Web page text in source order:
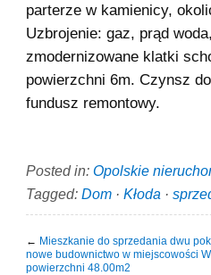
parterze w kamienicy,
Uzbrojenie: gaz, prąd
zmodernizowane klatki
powierzchni 6m. Czynsz
fundusz remontowy.
Posted in: Opolskie
Tagged: Dom · Kłoda ·
← Mieszkanie do sprzedania dwu
nowe budownictwo w miejscowości
powierzchni 48.00m2